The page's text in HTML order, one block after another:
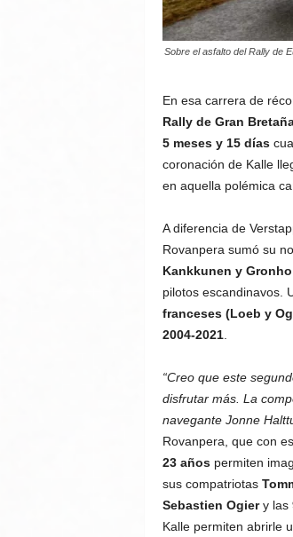
Sobre el asfalto del Rally de
En esa carrera de
Rally de Gran
5 meses y 15 días
coronación de Kalle
en aquella polémica
A diferencia de
Rovanpera sumó su
Kankkunen y
pilotos escandinavos.
franceses (Loeb y
2004-2021.
“Creo que este
disfrutar más. La
navegante Jonne
Rovanpera, que con
23 añospermiten
sus compatriotas
Sebastien Ogiery las
Kalle permiten abrirle